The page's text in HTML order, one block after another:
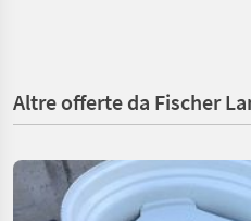
Altre offerte da Fischer